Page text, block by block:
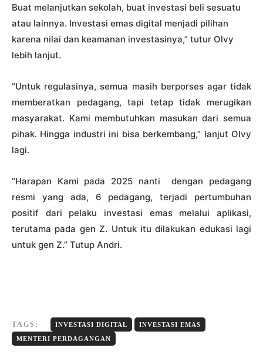
Buat melanjutkan sekolah, buat investasi beli sesuatu
atau lainnya. Investasi emas digital menjadi pilihan
karena nilai dan keamanan investasinya,” tutur Olvy
lebih lanjut.
“Untuk regulasinya, semua masih berporses agar tidak
memberatkan pedagang, tapi tetap tidak merugikan
masyarakat. Kami membutuhkan masukan dari semua
pihak. Hingga industri ini bisa berkembang,” lanjut Olvy
lagi.
“Harapan Kami pada 2025 nanti dengan pedagang
resmi yang ada, 6 pedagang, terjadi pertumbuhan
positif dari pelaku investasi emas melalui aplikasi,
terutama pada gen Z. Untuk itu dilakukan edukasi lagi
untuk gen Z.” Tutup Andri.
TAGS: INVESTASI DIGITAL
INVESTASI EMAS
MENTERI PERDAGANGAN